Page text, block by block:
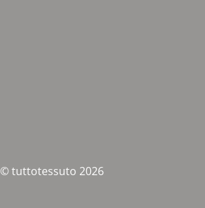
© tuttotessuto 2026